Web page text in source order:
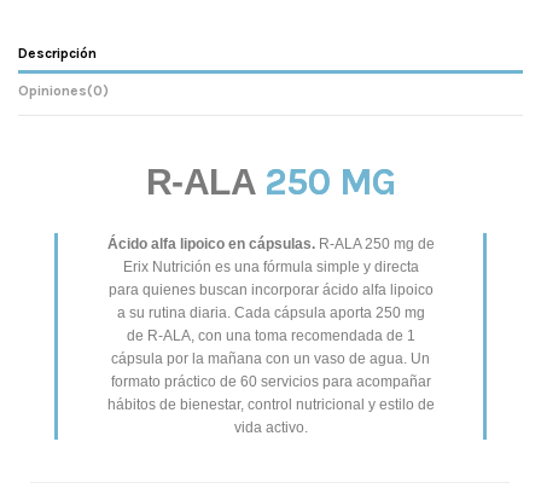
Descripción
Opiniones(0)
R-ALA 250 MG
Ácido alfa lipoico en cápsulas.R-ALA 250 mg de
Erix Nutrición es una fórmula simple y directa
para quienes buscan incorporar ácido alfa lipoico
a su rutina diaria. Cada cápsula aporta 250 mg
de R-ALA, con una toma recomendada de 1
cápsula por la mañana con un vaso de agua. Un
formato práctico de 60 servicios para acompañar
hábitos de bienestar, control nutricional y estilo de
vida activo.